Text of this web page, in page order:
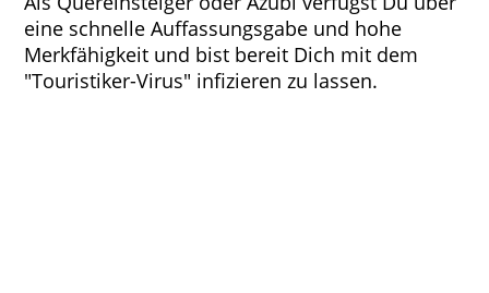
eine schnelle Auffassungsgabe und hohe
Merkfähigkeit und bist bereit Dich mit dem
"Touristiker-Virus" infizieren zu lassen.